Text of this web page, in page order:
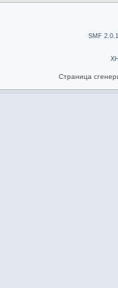
SMF
Страница